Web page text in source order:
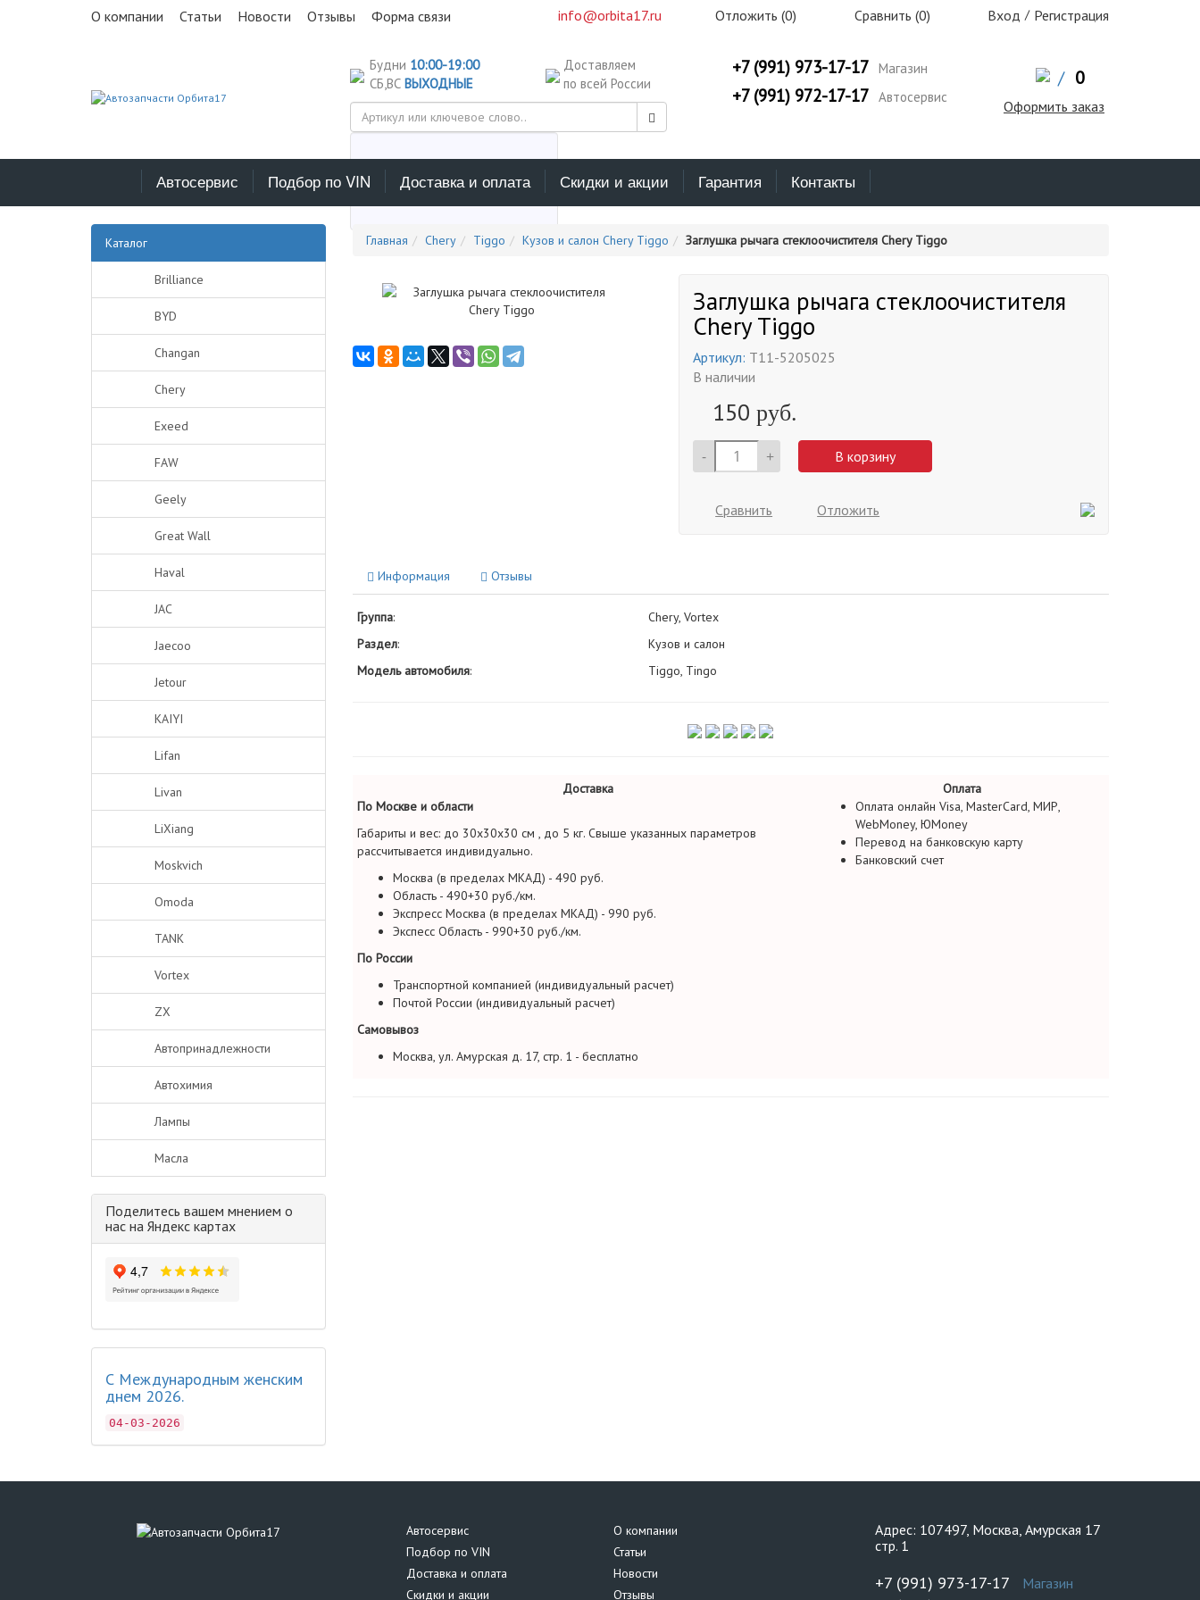
О компании Статьи Новости Отзывы Форма связи info@orbita17.ru Отложить (0) Сравнить (0) Вход / Регистрация
Будни 10:00-19:00
СБ,ВС ВЫХОДНЫЕ
Доставляем
по всей России
Выберите каталог поиска
+7 (991) 973-17-17 Магазин
+7 (991) 972-17-17 Автосервис
/ 0
Оформить заказ
Автосервис Подбор по VIN Доставка и оплата Скидки и акции Гарантия Контакты
Каталог
Brilliance
BYD
Changan
Chery
Exeed
FAW
Geely
Great Wall
Haval
JAC
Jaecoo
Jetour
KAIYI
Lifan
Livan
LiXiang
Moskvich
Omoda
TANK
Vortex
ZX
Автопринадлежности
Автохимия
Лампы
Масла
Поделитесь вашем мнением о
нас на Яндекс картах
С Международным женским
днем 2026.
04-03-2026
Главная Chery Tiggo Кузов и салон Chery Tiggo Заглушка рычага стеклоочистителя Chery Tiggo
Заглушка рычага стеклоочистителя
Chery Tiggo
Артикул: T11-5205025
В наличии
150 руб.
- + В корзину
Сравнить Отложить
Информация Отзывы
Группа:
Chery, Vortex
Раздел:
Кузов и салон
Модель автомобиля: Tiggo, Tingo
Доставка
Оплата
По Москве и области
Габариты и вес: до 30х30х30 см , до 5 кг. Свыше указанных параметров
рассчитывается индивидуально.
Москва (в пределах МКАД) - 490 руб.
Область - 490+30 руб./км.
Экспресс Москва (в пределах МКАД) - 990 руб.
Экспесс Область - 990+30 руб./км.
По России
Транспортной компанией (индивидуальный расчет)
Почтой России (индивидуальный расчет)
Самовывоз
Москва, ул. Амурская д. 17, стр. 1 - бесплатно
Оплата онлайн Visa, MasterCard, МИР,
WebMoney, ЮMoney
Перевод на банковскую карту
Банковский счет
Автосервис
Подбор по VIN
Доставка и оплата
Скидки и акции
О компании
Статьи
Новости
Отзывы
Адрес: 107497, Москва, Амурская 17
стр. 1
+7 (991) 973-17-17 Магазин